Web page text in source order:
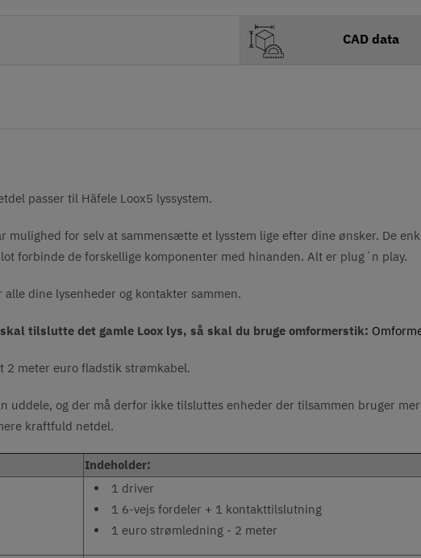
passer til Häfele Loox5 lyssystem.
mulighed for selv at sammensætte et lysstem lige efter dine ønsker. De
forbinde de forskellige komponenter med hinanden. Alt er plug´n play.
dine lysenheder og kontakter sammen.
tilslutte det gamle Loox lys, så skal du bruge omformerstik:
2 meter euro fladstik strømkabel.
uddele, og der må derfor ikke tilsluttes enheder der tilsammen bruger
kraftfuld netdel.
Indeholder:
1 driver
1 6-vejs fordeler + 1 kontakttilslutning
1 euro strømledning - 2 meter
CAD data